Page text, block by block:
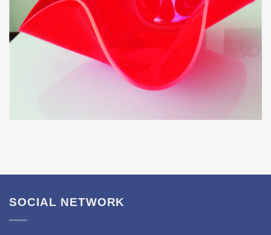
SOCIAL NETWORK